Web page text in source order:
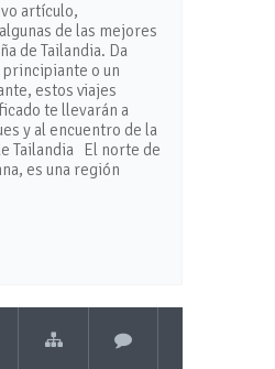
artículo,
de las mejores
de Tailandia. Da
principiante o un
estos viajes
te llevarán a
y al encuentro de la
Tailandia El norte de
es una región